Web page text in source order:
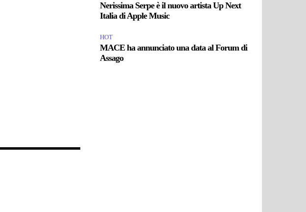
Nerissima Serpe è il nuovo artista Up Next
Italia di Apple Music
HOT
MACE ha annunciato una data al Forum di
Assago